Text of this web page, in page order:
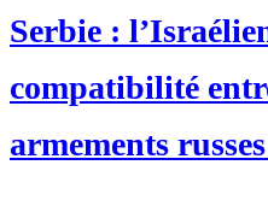
Serbie :
compatibilité
armements